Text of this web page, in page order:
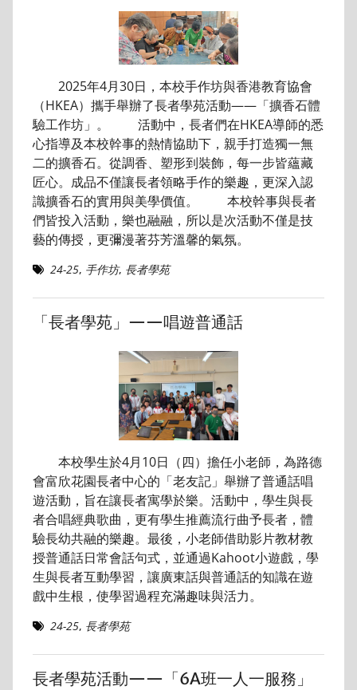
2025年4月30日，本校手作坊與香港教育協會
（HKEA）攜手舉辦了長者學苑活動——「擴香石體
驗工作坊」。 活動中，長者們在HKEA導師的悉
心指導及本校幹事的熱情協助下，親手打造獨一無
二的擴香石。從調香、塑形到裝飾，每一步皆蘊藏
匠心。成品不僅讓長者領略手作的樂趣，更深入認
識擴香石的實用與美學價值。 本校幹事與長者
們皆投入活動，樂也融融，所以是次活動不僅是技
藝的傳授，更彌漫著芬芳溫馨的氣氛。
24-25, 手作坊, 長者學苑
「長者學苑」——唱遊普通話
本校學生於4月10日（四）擔任小老師，為路德
會富欣花園長者中心的「老友記」舉辦了普通話唱
遊活動，旨在讓長者寓學於樂。活動中，學生與長
者合唱經典歌曲，更有學生推薦流行曲予長者，體
驗長幼共融的樂趣。最後，小老師借助影片教材教
授普通話日常會話句式，並通過Kahoot小遊戲，學
生與長者互動學習，讓廣東話與普通話的知識在遊
戲中生根，使學習過程充滿趣味與活力。
24-25, 長者學苑
長者學苑活動——「6A班一人一服務」